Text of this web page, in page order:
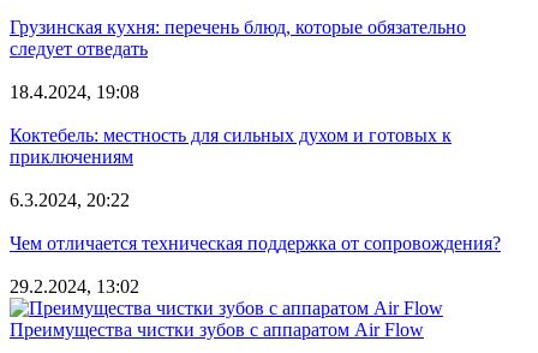
Грузинская кухня: перечень блюд, которые обязательно
следует отведать
18.4.2024, 19:08
Коктебель: местность для сильных духом и готовых к
приключениям
6.3.2024, 20:22
Чем отличается техническая поддержка от сопровождения?
29.2.2024, 13:02
Преимущества чистки зубов с аппаратом Air Flow